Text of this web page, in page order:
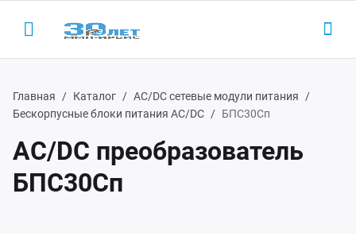
Назад
Назад
Главная Каталог
AC/DC сетевые модули питания
Бескорпусные блоки питания AC/DC
БПС30Сп
AC/DC преобразователь
БПС30Сп